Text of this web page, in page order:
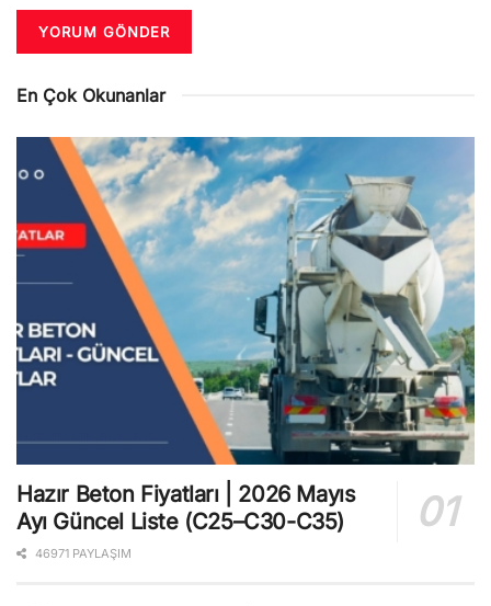
En Çok Okunanlar
Hazır Beton Fiyatları | 2026 Mayıs
Ayı Güncel Liste (C25–C30-C35)
46971 PAYLAŞIM